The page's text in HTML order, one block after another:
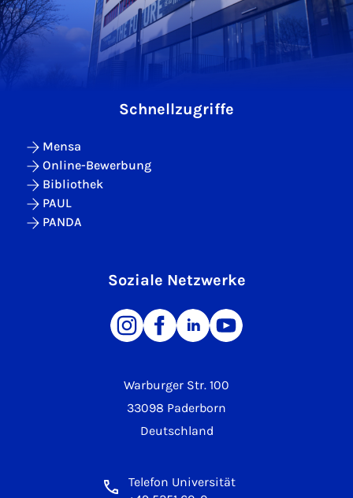
Warburger Str. 100
33098 Paderborn
Deutschland
Telefon Universität
Schnellzugriffe
Mensa
Online-Bewerbung
Bibliothek
PAUL
PANDA
Soziale Netzwerke